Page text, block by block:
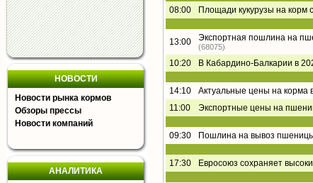
НОВОСТИ
Новости рынка кормов
Обзоры прессы
Новости компаний
АНАЛИТИКА
08:00
Площади кукурузы на корм
13:00
Экспортная пошлина на
(68075)
10:20 В Кабардино-Балкарии в
14:10
Актуальные цены на корма
11:00 Экспортные цены на
09:30
Пошлина на вывоз
17:30
Евросоюз сохраняет